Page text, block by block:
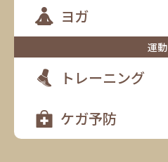
ヨガ
運動
トレーニング
ケガ予防